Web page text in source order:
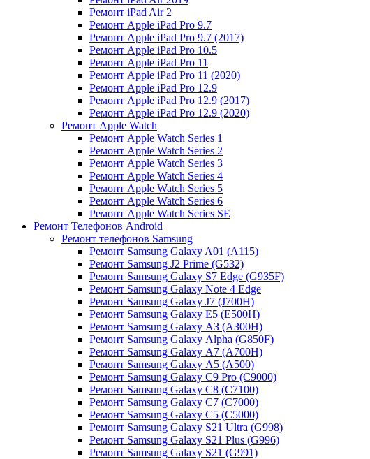
Ремонт iPad Air 2
Ремонт Apple iPad Pro 9.7
Ремонт Apple iPad Pro 9.7 (2017)
Ремонт Apple iPad Pro 10.5
Ремонт Apple iPad Pro 11
Ремонт Apple iPad Pro 11 (2020)
Ремонт Apple iPad Pro 12.9
Ремонт Apple iPad Pro 12.9 (2017)
Ремонт Apple iPad Pro 12.9 (2020)
Ремонт Apple Watch
Ремонт Apple Watch Series 1
Ремонт Apple Watch Series 2
Ремонт Apple Watch Series 3
Ремонт Apple Watch Series 4
Ремонт Apple Watch Series 5
Ремонт Apple Watch Series 6
Ремонт Apple Watch Series SE
Ремонт Телефонов Android
Ремонт телефонов Samsung
Ремонт Samsung Galaxy A01 (A115)
Ремонт Samsung J2 Prime (G532)
Ремонт Samsung Galaxу S7 Edge (G9З5F)
Ремонт Samsung Galaxу Note 4 Edge
Ремонт Samsung Galaxу J7 (J700H)
Ремонт Samsung Galaxу E5 (E500H)
Ремонт Samsung Galaxу AЗ (AЗ00H)
Ремонт Samsung Galaxу Alpha (G850F)
Ремонт Samsung Galaxу A7 (A700H)
Ремонт Samsung Galaxу A5 (A500)
Ремонт Samsung Galaxy С9 Pro (C9000)
Ремонт Samsung Galaxy С8 (C7100)
Ремонт Samsung Galaxy С7 (C7000)
Ремонт Samsung Galaxy С5 (C5000)
Ремонт Samsung Galaxy S21 Ultra (G998)
Ремонт Samsung Galaxy S21 Plus (G996)
Ремонт Samsung Galaxy S21 (G991)